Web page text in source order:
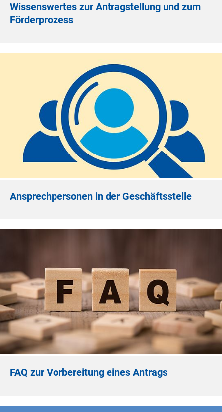
Wissenswertes zur Antragstellung und zum
Förderprozess
Ansprechpersonen in der Geschäftsstelle
FAQ zur Vorbereitung eines Antrags